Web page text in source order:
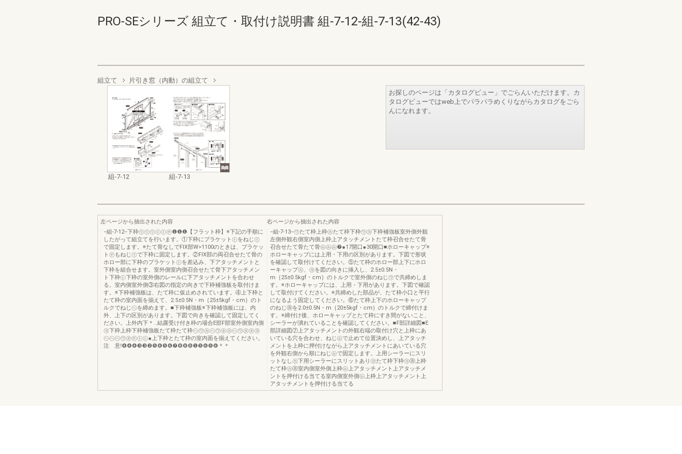
PRO-SEシリーズ 組立て・取付け説明書 組-7-12-組-7-13(42-43)
組立て 片引き窓（内動）の組立て
組-7-12 組-7-13
お探しのページは「カタログビュー」でごらんいただけます。カ
タログビューではweb上でパラパラめくりながらカタログをごら
んになれます。
左ページから抽出された内容
−組-7-12−下枠㋷㋷㋷㋣㋣㋠❶❶❶【フラット枠】※下記の手順に
したがって組立てを行います。①下枠にブラケット㋣をねじ㋷
で固定します。※たて骨なしでFIX部W>1100のときは、ブラケッ
ト㋠もねじ㋷で下枠に固定します。②FIX部の両召合せたて骨の
ホロー部に下枠のブラケット㋣を差込み、下アタッチメントと
下枠を組合せます。室外側室内側召合せたて骨下アタッチメン
ト下枠㋣下枠の室外側のレールに下アタッチメントを合わせ
る。室内側室外側③右図の指定の向きで下枠補強板を取付けま
す。※下枠補強板は、たて枠に仮止めされています。④上下枠と
たて枠の室内面を揃えて、2.5±0.5N・m｛25±5kgf・cm｝のト
ルクでねじ㋬を締めます。■下枠補強板※下枠補強板には、内
外、上下の区別があります。下図で向きを確認して固定してく
ださい。上外内下＊…結露受け付き枠の場合E部F部室外側室内側
㋵下枠上枠下枠補強板たて枠たて枠㋬㋻㋕㋬㋻㋟㋕㋬㋻㋟㋟㋵
㋬㋬㋬㋻㋟㋠㋣㋣●上下枠とたて枠の室内面を揃えてください。
注 意!❹❹❹❸❸❷❺❻❺❻❼❽❽❽❶❺❻❺❻＊＊
右ページから抽出された内容
−組-7-13−㋻たて枠上枠㋕たて枠下枠㋻㋵下枠補強板室外側外観
左側外観右側室内側上枠上アタッチメントたて枠召合せたて骨
召合せたて骨たて骨㋸㋸㋸❼●17開口●30開口■ホローキャップ※
ホローキャップには上用・下用の区別があります。下図で形状
を確認して取付けてください。⑤たて枠のホロー部上下にホロ
ーキャップ㋕、㋵を図の向きに挿入し、2.5±0.5N・
m｛25±0.5kgf・cm｝のトルクで室外側のねじ㋻で共締めしま
す。※ホローキャップには、上用・下用があります。下図で確認
して取付けてください。※共締めした部品が、たて枠小口と平行
になるよう固定してください。⑥たて枠上下のホローキャップ
のねじⓐを2.0±0.5N・m｛20±5kgf・cm｝のトルクで締付けま
す。※締付け後、ホローキャップとたて枠にすき間がないこと、
シーラーが潰れていることを確認してください。■F部詳細図■E
部詳細図⑦上アタッチメントの外観右端の取付け穴と上枠にあ
いている穴を合わせ、ねじ㋸で止めて位置決めし、上アタッチ
メントを上枠に押付けながら上アタッチメントにあいている穴
を外観右側から順にねじ㋸で固定します。上用シーラーにスリ
ットなし㋕下用シーラーにスリットあり㋵たて枠下枠㋵ⓐ上枠
たて枠㋕ⓐ室内側室外側上枠㋸上アタッチメント上アタッチメ
ントを押付ける当てる室内側室外側㋸上枠上アタッチメント上
アタッチメントを押付ける当てる